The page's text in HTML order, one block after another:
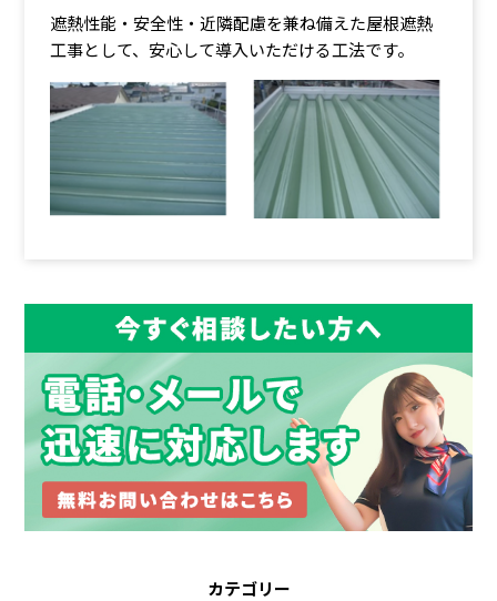
遮熱性能・安全性・近隣配慮を兼ね備えた屋根遮熱
工事として、安心して導入いただける工法です。
カテゴリー